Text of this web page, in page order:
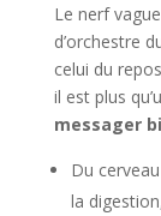
Le nerf
d’orchestre
celui du
il est plus
messager
Du
la